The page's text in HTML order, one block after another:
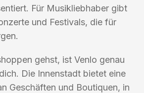
Für Musikliebhaber gibt
und Festivals, die für
gehst, ist Venlo genau
Die Innenstadt bietet eine
Geschäften und Boutiquen, in